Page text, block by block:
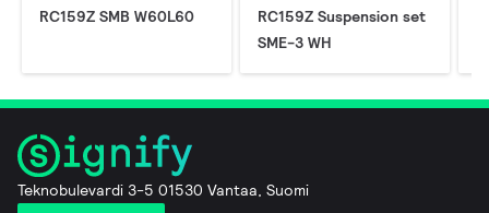
RC159Z SMB W60L60
RC159Z Suspension set
SME-3 WH
Teknobulevardi 3-5 01530 Vantaa, Suomi